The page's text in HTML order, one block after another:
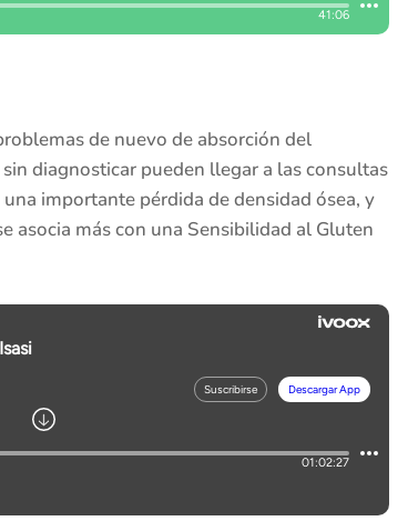
de nuevo de absorción del
diagnosticar pueden llegar a las consultas
importante pérdida de densidad ósea, y
asocia más con una Sensibilidad al Gluten